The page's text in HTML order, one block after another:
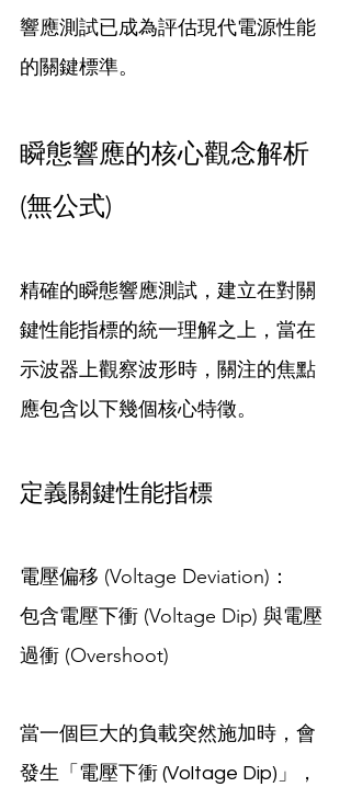
響應測試已成為評估現代電源性能
的關鍵標準。
瞬態響應的核心觀念解析
(無公式)
精確的瞬態響應測試，建立在對關
鍵性能指標的統一理解之上，當在
示波器上觀察波形時，關注的焦點
應包含以下幾個核心特徵。
定義關鍵性能指標
電壓偏移 (Voltage Deviation)：
包含電壓下衝 (Voltage Dip) 與電壓
過衝 (Overshoot)
當一個巨大的負載突然施加時，會
發生「電壓下衝 (Voltage Dip)」，